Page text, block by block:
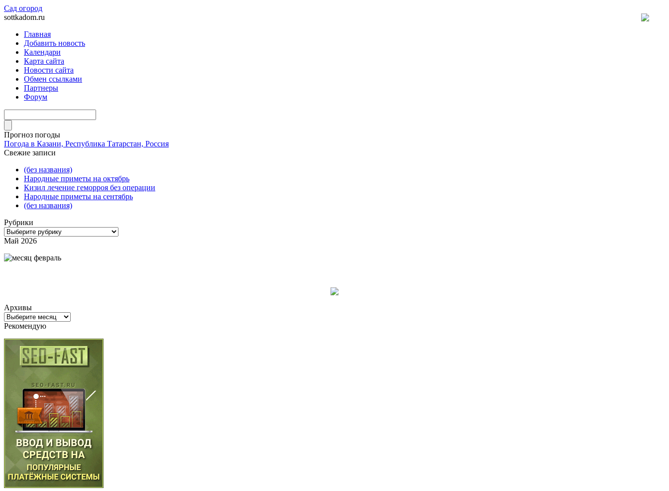
Сад огород
sottkadom.ru
Главная
Добавить новость
Календари
Карта сайта
Новости сайта
Обмен ссылками
Партнеры
Форум
Прогноз погоды
Погода в Казани, Республика Татарстан, Россия
Свежие записи
(без названия)
Народные приметы на октябрь
Кизил лечение геморроя без операции
Народные приметы на сентябрь
(без названия)
Рубрики
Рубрики
Май 2026
Архивы
Архивы
Рекомендую